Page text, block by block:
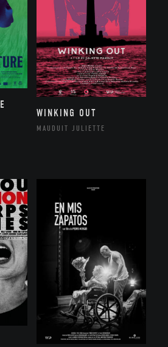
WINKING OUT
MAUDUIT JULIETTE